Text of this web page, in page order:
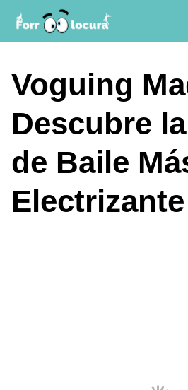
contenido
Voguing
Descubre
de Baile
Electrizante